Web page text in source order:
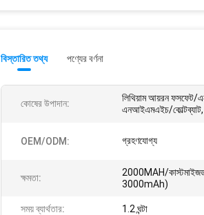
বিস্তারিত তথ্য পণ্যের বর্ণনা
কোষের উপাদান:
লিথিয়াম আয়রন ফসফেট/
এনআইএমএইচ/কোল্টব্যাট,
OEM/ODM: গ্রহণযোগ্য
ক্ষমতা:
2000MAH/
3000mAh)
সময় ব্যার্থতার: 1.2 ঘন্টা